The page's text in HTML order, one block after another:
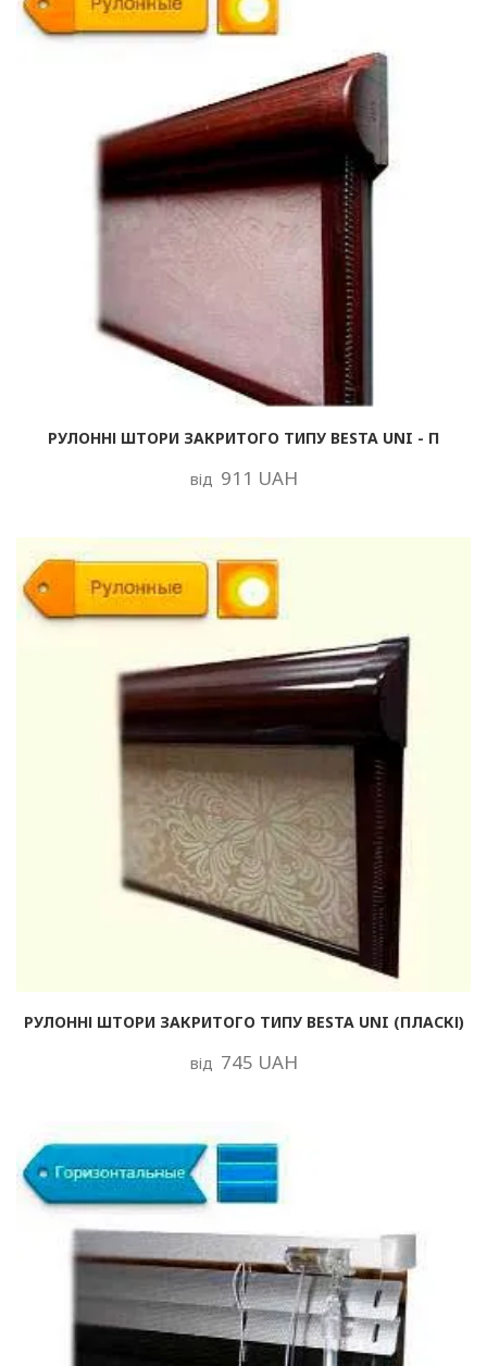
РУЛОННІ ШТОРИ ЗАКРИТОГО ТИПУ BESTA UNI - П
від 911 UAH
РУЛОННІ ШТОРИ ЗАКРИТОГО ТИПУ BESTA UNI (ПЛАСКІ)
від 745 UAH